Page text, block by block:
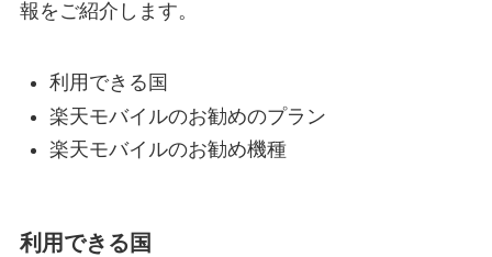
報をご紹介します。
利用できる国
楽天モバイルのお勧めのプラン
楽天モバイルのお勧め機種
利用できる国